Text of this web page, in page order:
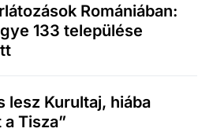
Romániában:
133 települése
lesz Kurultaj, hiába
a Tisza”